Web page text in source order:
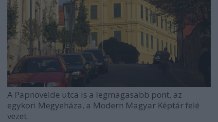
A Papnövelde utca is a legmagasabb pont, az
egykori Megyeháza, a Modern Magyar Képtár felé
vezet.